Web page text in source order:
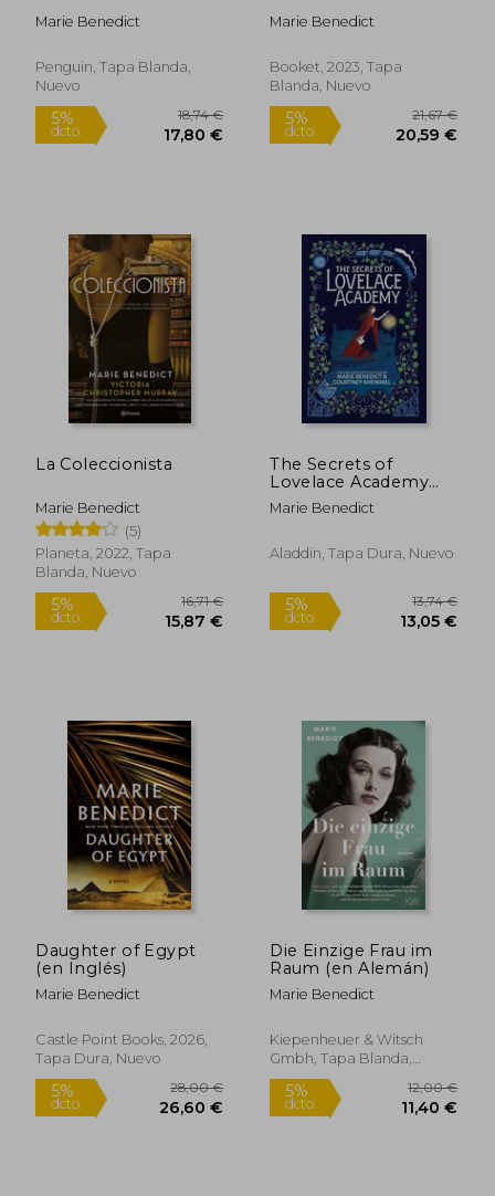
Marie Benedict
Penguin, Tapa Blanda,
Nuevo
Marie Benedict
Booket, 2023, Tapa
Blanda, Nuevo
La Coleccionista
Marie Benedict
(5)
Planeta, 2022, Tapa
Blanda, Nuevo
5%
dcto.
The Secrets of
Lovelace Academy
(en Inglés)
Marie Benedict
Aladdin, Tapa Dura, Nuevo
5%
dcto.
Daughter of Egypt
(en Inglés)
Marie Benedict
Castle Point Books, 2026,
Tapa Dura, Nuevo
Die Einzige Frau im
Raum (en Alemán)
Marie Benedict
Kiepenheuer & Witsch
Gmbh, Tapa Blanda,
Nuevo